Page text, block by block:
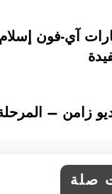
آي-فون
زامن – المرحلة
صلة